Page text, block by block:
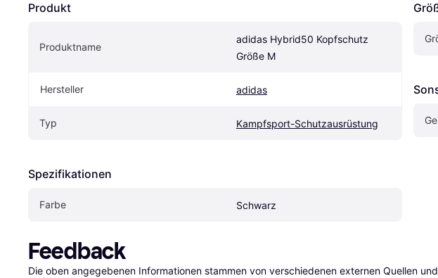
Produkt
Produktname
adidas Hybrid50 Kopfschutz
Größe M
Hersteller adidas
Typ Kampfsport-Schutzausrüstung
Spezifikationen
Farbe Schwarz
Feedback
Die oben angegebenen Informationen stammen von verschiedenen externen Quellen